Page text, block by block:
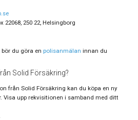
250 22, Helsingborg
du göra en polisanmälan innan du
Solid Försäkring?
från Solid Försäkring kan du köpa en ny
Visa upp rekvisitionen i samband med ditt